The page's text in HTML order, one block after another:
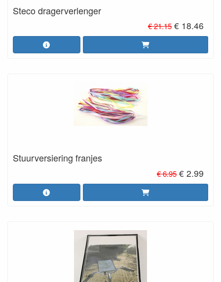
Steco dragerverlenger
€ 21.15 € 18.46
Stuurversiering franjes
€ 6.95 € 2.99